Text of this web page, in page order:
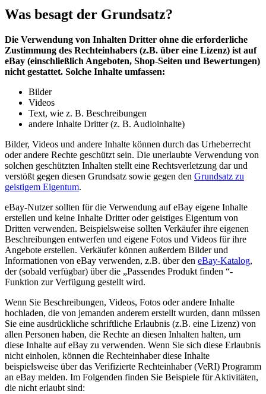
Was besagt der Grundsatz?
Die Verwendung von Inhalten Dritter ohne die erforderliche
Zustimmung des Rechteinhabers (z.B. über eine Lizenz) ist auf
eBay (einschließlich Angeboten, Shop-Seiten und Bewertungen)
nicht gestattet. Solche Inhalte umfassen:
Bilder
Videos
Text, wie z. B. Beschreibungen
andere Inhalte Dritter (z. B. Audioinhalte)
Bilder, Videos und andere Inhalte können durch das Urheberrecht
oder andere Rechte geschützt sein. Die unerlaubte Verwendung von
solchen geschützten Inhalten stellt eine Rechtsverletzung dar und
verstößt gegen diesen Grundsatz sowie gegen den Grundsatz zu
geistigem Eigentum.
eBay-Nutzer sollten für die Verwendung auf eBay eigene Inhalte
erstellen und keine Inhalte Dritter oder geistiges Eigentum von
Dritten verwenden. Beispielsweise sollten Verkäufer ihre eigenen
Beschreibungen entwerfen und eigene Fotos und Videos für ihre
Angebote erstellen. Verkäufer können außerdem Bilder und
Informationen von eBay verwenden, z.B. über den eBay-Katalog,
der (sobald verfügbar) über die „Passendes Produkt finden “-
Funktion zur Verfügung gestellt wird.
Wenn Sie Beschreibungen, Videos, Fotos oder andere Inhalte
hochladen, die von jemanden anderem erstellt wurden, dann müssen
Sie eine ausdrückliche schriftliche Erlaubnis (z.B. eine Lizenz) von
allen Personen haben, die Rechte an diesen Inhalten halten, um
diese Inhalte auf eBay zu verwenden. Wenn Sie sich diese Erlaubnis
nicht einholen, können die Rechteinhaber diese Inhalte
beispielsweise über das Verifizierte Rechteinhaber (VeRI) Programm
an eBay melden. Im Folgenden finden Sie Beispiele für Aktivitäten,
die nicht erlaubt sind: